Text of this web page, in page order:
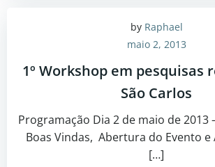
by Raphael
maio 2, 2013
1º Workshop em pesquisas
São Carlos
Programação Dia 2 de maio de 2013
Boas Vindas, Abertura do Evento e
[…]